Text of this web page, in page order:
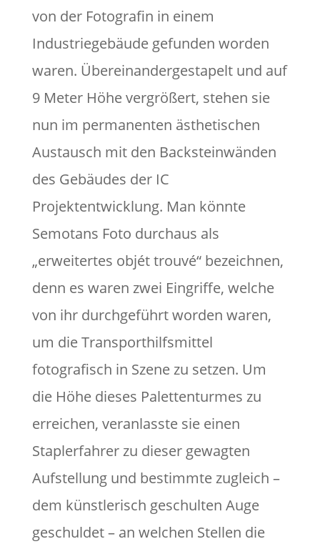
von der Fotografin in einem
Industriegebäude gefunden worden
waren. Übereinandergestapelt und auf
9 Meter Höhe vergrößert, stehen sie
nun im permanenten ästhetischen
Austausch mit den Backsteinwänden
des Gebäudes der IC
Projektentwicklung. Man könnte
Semotans Foto durchaus als
„erweitertes objét trouvé“ bezeichnen,
denn es waren zwei Eingriffe, welche
von ihr durchgeführt worden waren,
um die Transporthilfsmittel
fotografisch in Szene zu setzen. Um
die Höhe dieses Palettenturmes zu
erreichen, veranlasste sie einen
Staplerfahrer zu dieser gewagten
Aufstellung und bestimmte zugleich –
dem künstlerisch geschulten Auge
geschuldet – an welchen Stellen die